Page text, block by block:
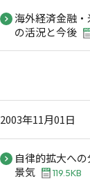
海外経済金融
の活況と今後
2003年11月01日
自律的拡大へ
景気
119.5KB